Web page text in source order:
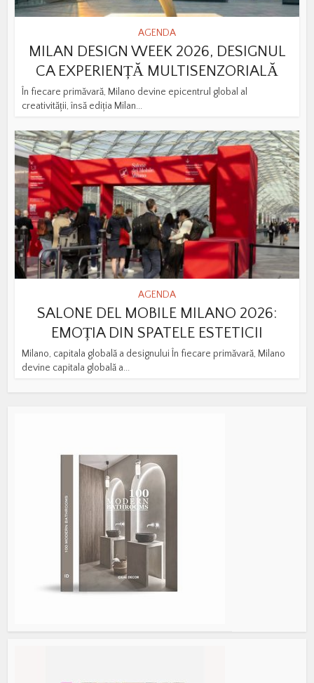
AGENDA
MILAN DESIGN WEEK 2026, DESIGNUL
CA EXPERIENȚĂ MULTISENZORIALĂ
În fiecare primăvară, Milano devine epicentrul global al
creativității, însă ediția Milan...
AGENDA
SALONE DEL MOBILE MILANO 2026:
EMOȚIA DIN SPATELE ESTETICII
Milano, capitala globală a designului În fiecare primăvară, Milano
devine capitala globală a...